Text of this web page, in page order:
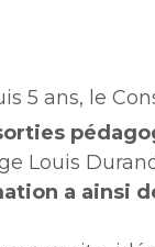
5 ans, le
Louis
a ainsi